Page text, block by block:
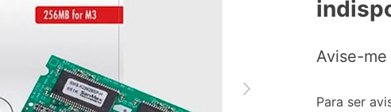
Avise-me
Para ser